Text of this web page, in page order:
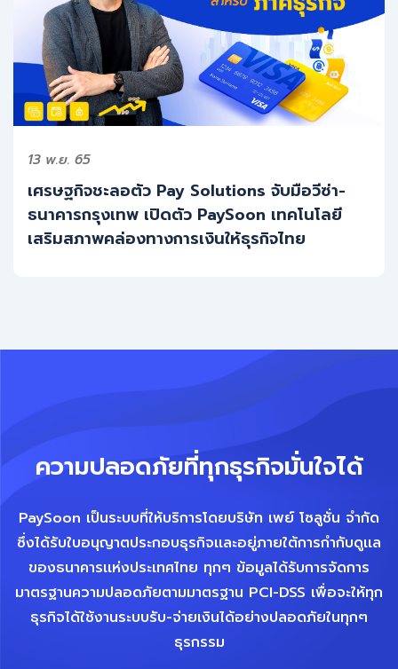
13 พ.ย. 65
เศรษฐกิจชะลอตัว Pay Solutions จับมือวีซ่า-
ธนาคารกรุงเทพ เปิดตัว PaySoon เทคโนโลยี
เสริมสภาพคล่องทางการเงินให้ธุรกิจไทย
ความปลอดภัยที่ทุกธุรกิจมั่นใจได้
PaySoon เป็นระบบที่ให้บริการโดยบริษัท เพย์ โซลูชั่น จำกัด
ซึ่งได้รับใบอนุญาตประกอบธุรกิจเเละอยู่ภายใต้การกำกับดูเเล
ของธนาคารเเห่งประเทศไทย ทุกๆ ข้อมูลได้รับการจัดการ
มาตรฐานความปลอดภัยตามมาตรฐาน PCI-DSS เพื่อจะให้ทุก
ธุรกิจได้ใช้งานระบบรับ-จ่ายเงินได้อย่างปลอดภัยในทุกๆ
ธุรกรรม